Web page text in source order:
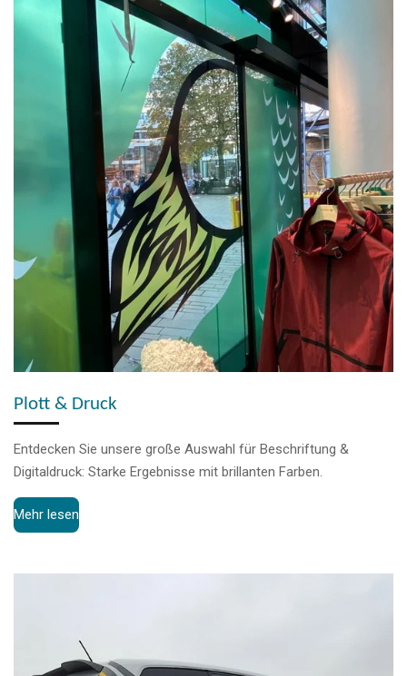
Plott & Druck
Entdecken Sie unsere große Auswahl für Beschriftung &
Digitaldruck: Starke Ergebnisse mit brillanten Farben.
Mehr lesen